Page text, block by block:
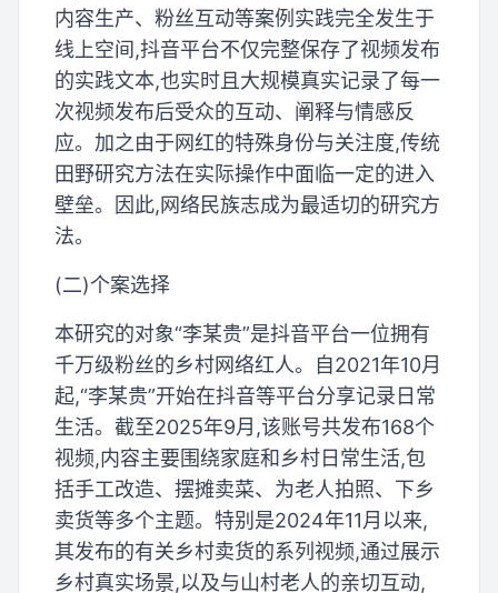
内容生产、粉丝互动等案例实践完全发生于
线上空间,抖音平台不仅完整保存了视频发布
的实践文本,也实时且大规模真实记录了每一
次视频发布后受众的互动、阐释与情感反
应。加之由于网红的特殊身份与关注度,传统
田野研究方法在实际操作中面临一定的进入
壁垒。因此,网络民族志成为最适切的研究方
法。
(二)个案选择
本研究的对象“李某贵”是抖音平台一位拥有
千万级粉丝的乡村网络红人。自2021年10月
起,“李某贵”开始在抖音等平台分享记录日常
生活。截至2025年9月,该账号共发布168个
视频,内容主要围绕家庭和乡村日常生活,包
括手工改造、摆摊卖菜、为老人拍照、下乡
卖货等多个主题。特别是2024年11月以来,
其发布的有关乡村卖货的系列视频,通过展示
乡村真实场景,以及与山村老人的亲切互动,